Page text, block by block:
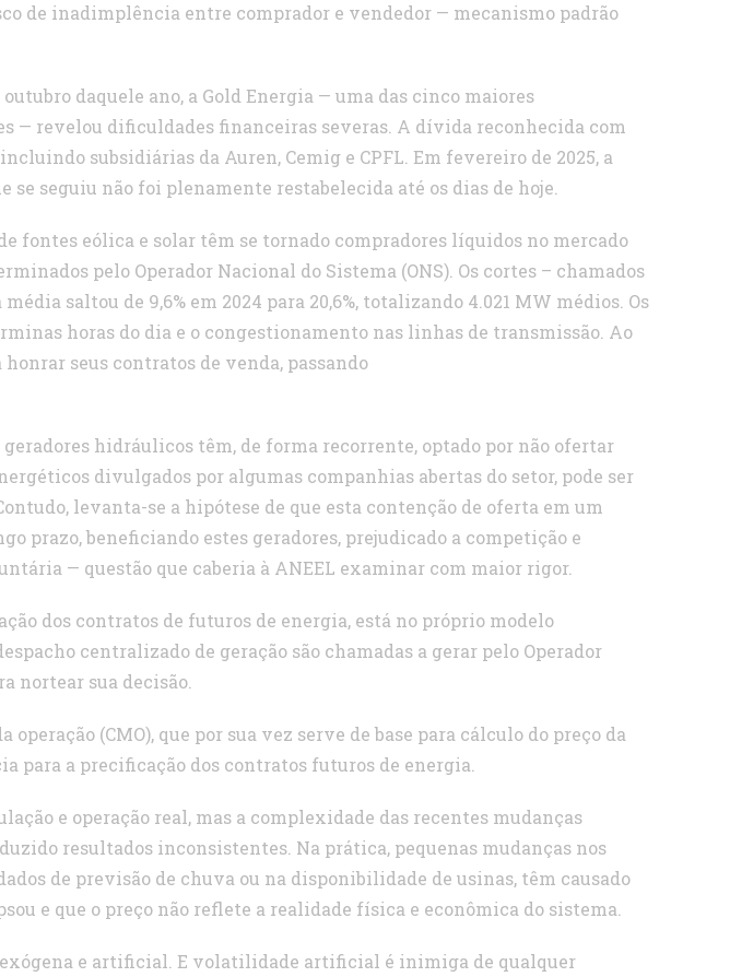
de inadimplência entre comprador e vendedor — mecanismo padrão
daquele ano, a Gold Energia — uma das cinco maiores
— revelou dificuldades financeiras severas. A dívida reconhecida com
subsidiárias da Auren, Cemig e CPFL. Em fevereiro de 2025, a
seguiu não foi plenamente restabelecida até os dias de hoje.
fontes eólica e solar têm se tornado compradores líquidos no mercado
pelo Operador Nacional do Sistema (ONS). Os cortes – chamados
saltou de 9,6% em 2024 para 20,6%, totalizando 4.021 MW médios. Os
horas do dia e o congestionamento nas linhas de transmissão. Ao
seus contratos de venda, passando
hidráulicos têm, de forma recorrente, optado por não ofertar
divulgados por algumas companhias abertas do setor, pode ser
levanta-se a hipótese de que esta contenção de oferta em um
prazo, beneficiando estes geradores, prejudicado a competição e
— questão que caberia à ANEEL examinar com maior rigor.
dos contratos de futuros de energia, está no próprio modelo
centralizado de geração são chamadas a gerar pelo Operador
nortear sua decisão.
(CMO), que por sua vez serve de base para cálculo do preço da
para a precificação dos contratos futuros de energia.
e operação real, mas a complexidade das recentes mudanças
resultados inconsistentes. Na prática, pequenas mudanças nos
de previsão de chuva ou na disponibilidade de usinas, têm causado
e que o preço não reflete a realidade física e econômica do sistema.
e artificial. E volatilidade artificial é inimiga de qualquer